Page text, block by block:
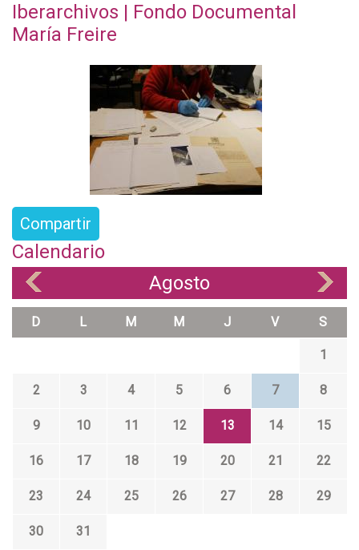
Iberarchivos | Fondo Documental
María Freire
Compartir
Calendario
Agosto
D L M M J V S
1
2 3 4 5 6 7 8
9 10 11 12 13 14 15
16 17 18 19 20 21 22
23 24 25 26 27 28 29
30
31